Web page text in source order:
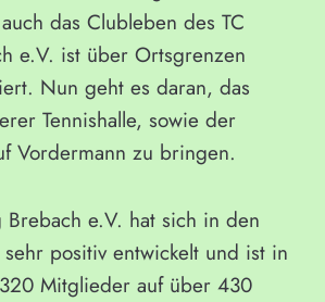
das Clubleben des TC
e.V. ist über Ortsgrenzen
Nun geht es daran, das
Tennishalle, sowie der
Vordermann zu bringen.
Brebach e.V. hat sich in den
sehr positiv entwickelt und ist in
Mitglieder auf über 430